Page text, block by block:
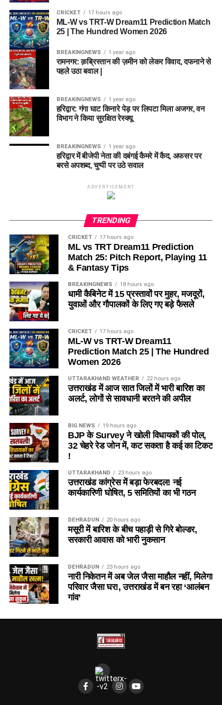
CRICKET 17 hours ago
ML-W vs TRT-W Dream11 Prediction Match
25 | The Hundred Women 2026
BREAKINGNEWS 1 year ago
रामनगर: क़ब्रिस्तान की ज़मीन को लेकर विवाद, दफनाने से
पहले उठा बवाल |
BREAKINGNEWS 1 year ago
हरिद्वार: गंगा घाट किनारे पेड़ पर लिपटा मिला अजगर, वन
विभाग ने किया सुरक्षित रेस्क्यू
BREAKINGNEWS 1 year ago
हरिद्वार में बीजेपी नेता की दबंगई कैमरे में कैद, अफसर पर
बरसे अपशब्द, चुप्पी पर उठे सवाल
ADVERTISEMENT
TRENDING
CRICKET 17 hours ago
ML vs TRT Dream11 Prediction
Match 25: Pitch Report, Playing 11
& Fantasy Tips
BREAKINGNEWS 18 hours ago
धामी कैबिनेट में 15 प्रस्तावों पर मुहर, मजदूरों,
युवाओं और गौपालकों के लिए गए बड़े फैसले
CRICKET 17 hours ago
ML-W vs TRT-W Dream11
Prediction Match 25 | The Hundred
Women 2026
UTTARAKHAND WEATHER 22 hours ago
उत्तराखंड में आज सात जिलों में भारी बारिश का
अलर्ट, लोगों से सावधानी बरतने की अपील
BIG NEWS 19 hours ago
BJP के Survey ने खोली विधायकों की पोल,
32 चेहरे रेड जोन में, कट सकता है कई का टिकट
!
UTTARAKHAND 23 hours ago
उत्तराखंड कांग्रेस में बड़ा फेरबदल! नई
कार्यकारिणी घोषित, 5 समितियों का भी गठन
DEHRADUN 20 hours ago
मसूरी में बारिश के बीच पहाड़ी से गिरे बोल्डर,
सरकारी आवास को भारी नुकसान
DEHRADUN 23 hours ago
नारी निकेतन में अब जेल जैसा माहौल नहीं, मिलेगा
परिवार जैसा घर!, उत्तराखंड में बन रहा ‘आलंबन
गांव’